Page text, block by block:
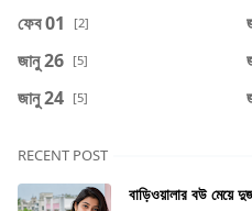
ফেব 01 [2]
জানু 26 [5]
জানু 24 [5]
RECENT POST
বাড়িওয়ালার বউ